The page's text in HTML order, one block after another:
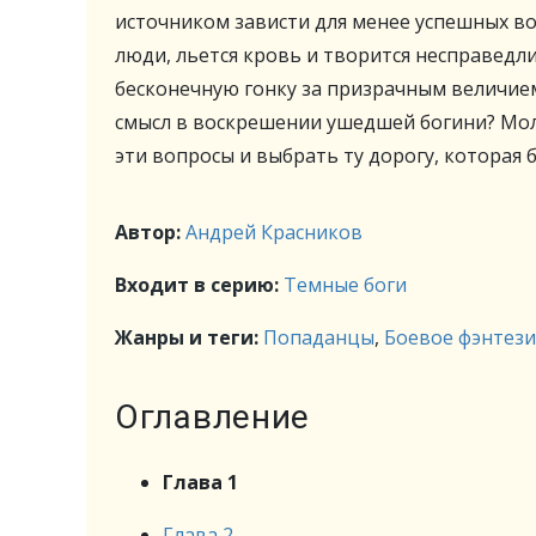
источником зависти для менее успешных
люди, льется кровь и творится
бесконечную гонку за призрачным
смысл в воскрешении ушедшей богини?
эти вопросы и выбрать ту дорогу, которая
Автор:Андрей Красников
Входит в серию: Темные боги
Жанры и теги: Попаданцы, Боевое фэнтези
Оглавление
Глава 1